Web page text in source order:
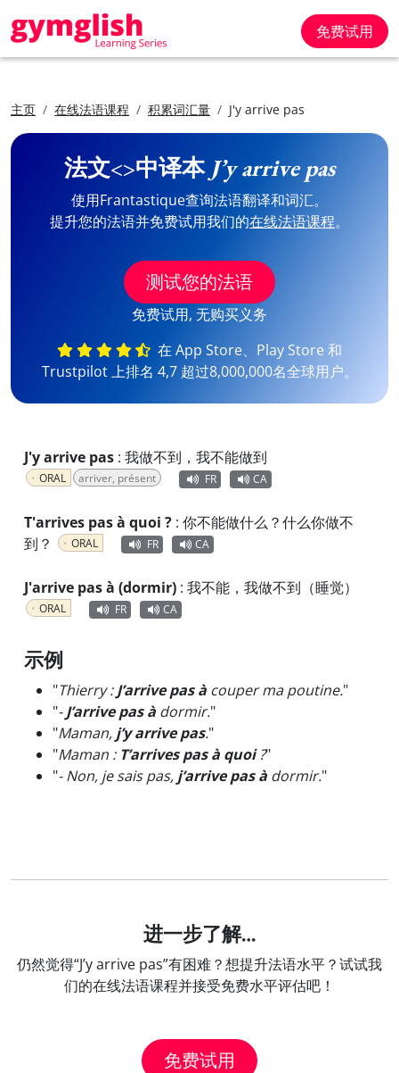
免费试用
主页 在线法语课程 积累词汇量 J'y arrive pas
法文<>中译本 J’y arrive pas
使用Frantastique查询法语翻译和词汇。
提升您的法语并免费试用我们的在线法语课程。
测试您的法语
免费试用, 无购买义务
在 App Store、Play Store 和
Trustpilot 上排名 4,7 超过8,000,000名全球用户。
J'y arrive pas : 我做不到，我不能做到
ORAL arriver, présent FR CA
T'arrives pas à quoi ? : 你不能做什么？什么你做不
到？
ORAL FR CA
J'arrive pas à (dormir) : 我不能，我做不到（睡觉）
ORAL FR CA
示例
"Thierry :J’arrive pas à couper ma poutine."
"-J’arrive pas à dormir."
"Maman, j’y arrive pas."
"Maman : T’arrives pas à quoi?"
"- Non, je sais pas, j’arrive pas à dormir."
进一步了解…
仍然觉得“J’y arrive pas”有困难？想提升法语水平？试试我
们的在线法语课程并接受免费水平评估吧！
免费试用